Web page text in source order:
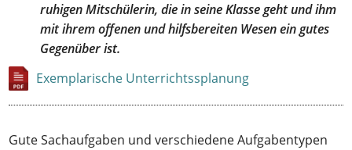
ruhigen Mitschülerin, die in seine Klasse geht und ihm
mit ihrem offenen und hilfsbereiten Wesen ein gutes
Gegenüber ist.
Exemplarische Unterrichtssplanung
Gute Sachaufgaben und verschiedene Aufgabentypen